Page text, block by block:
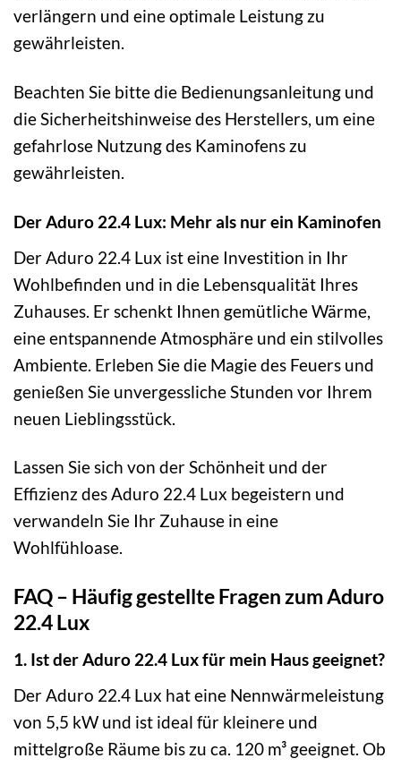
verlängern und eine optimale Leistung zu
gewährleisten.
Beachten Sie bitte die Bedienungsanleitung und
die Sicherheitshinweise des Herstellers, um eine
gefahrlose Nutzung des Kaminofens zu
gewährleisten.
Der Aduro 22.4 Lux: Mehr als nur ein Kaminofen
Der Aduro 22.4 Lux ist eine Investition in Ihr
Wohlbefinden und in die Lebensqualität Ihres
Zuhauses. Er schenkt Ihnen gemütliche Wärme,
eine entspannende Atmosphäre und ein stilvolles
Ambiente. Erleben Sie die Magie des Feuers und
genießen Sie unvergessliche Stunden vor Ihrem
neuen Lieblingsstück.
Lassen Sie sich von der Schönheit und der
Effizienz des Aduro 22.4 Lux begeistern und
verwandeln Sie Ihr Zuhause in eine
Wohlfühloase.
FAQ – Häufig gestellte Fragen zum Aduro
22.4 Lux
1. Ist der Aduro 22.4 Lux für mein Haus geeignet?
Der Aduro 22.4 Lux hat eine Nennwärmeleistung
von 5,5 kW und ist ideal für kleinere und
mittelgroße Räume bis zu ca. 120 m³ geeignet. Ob